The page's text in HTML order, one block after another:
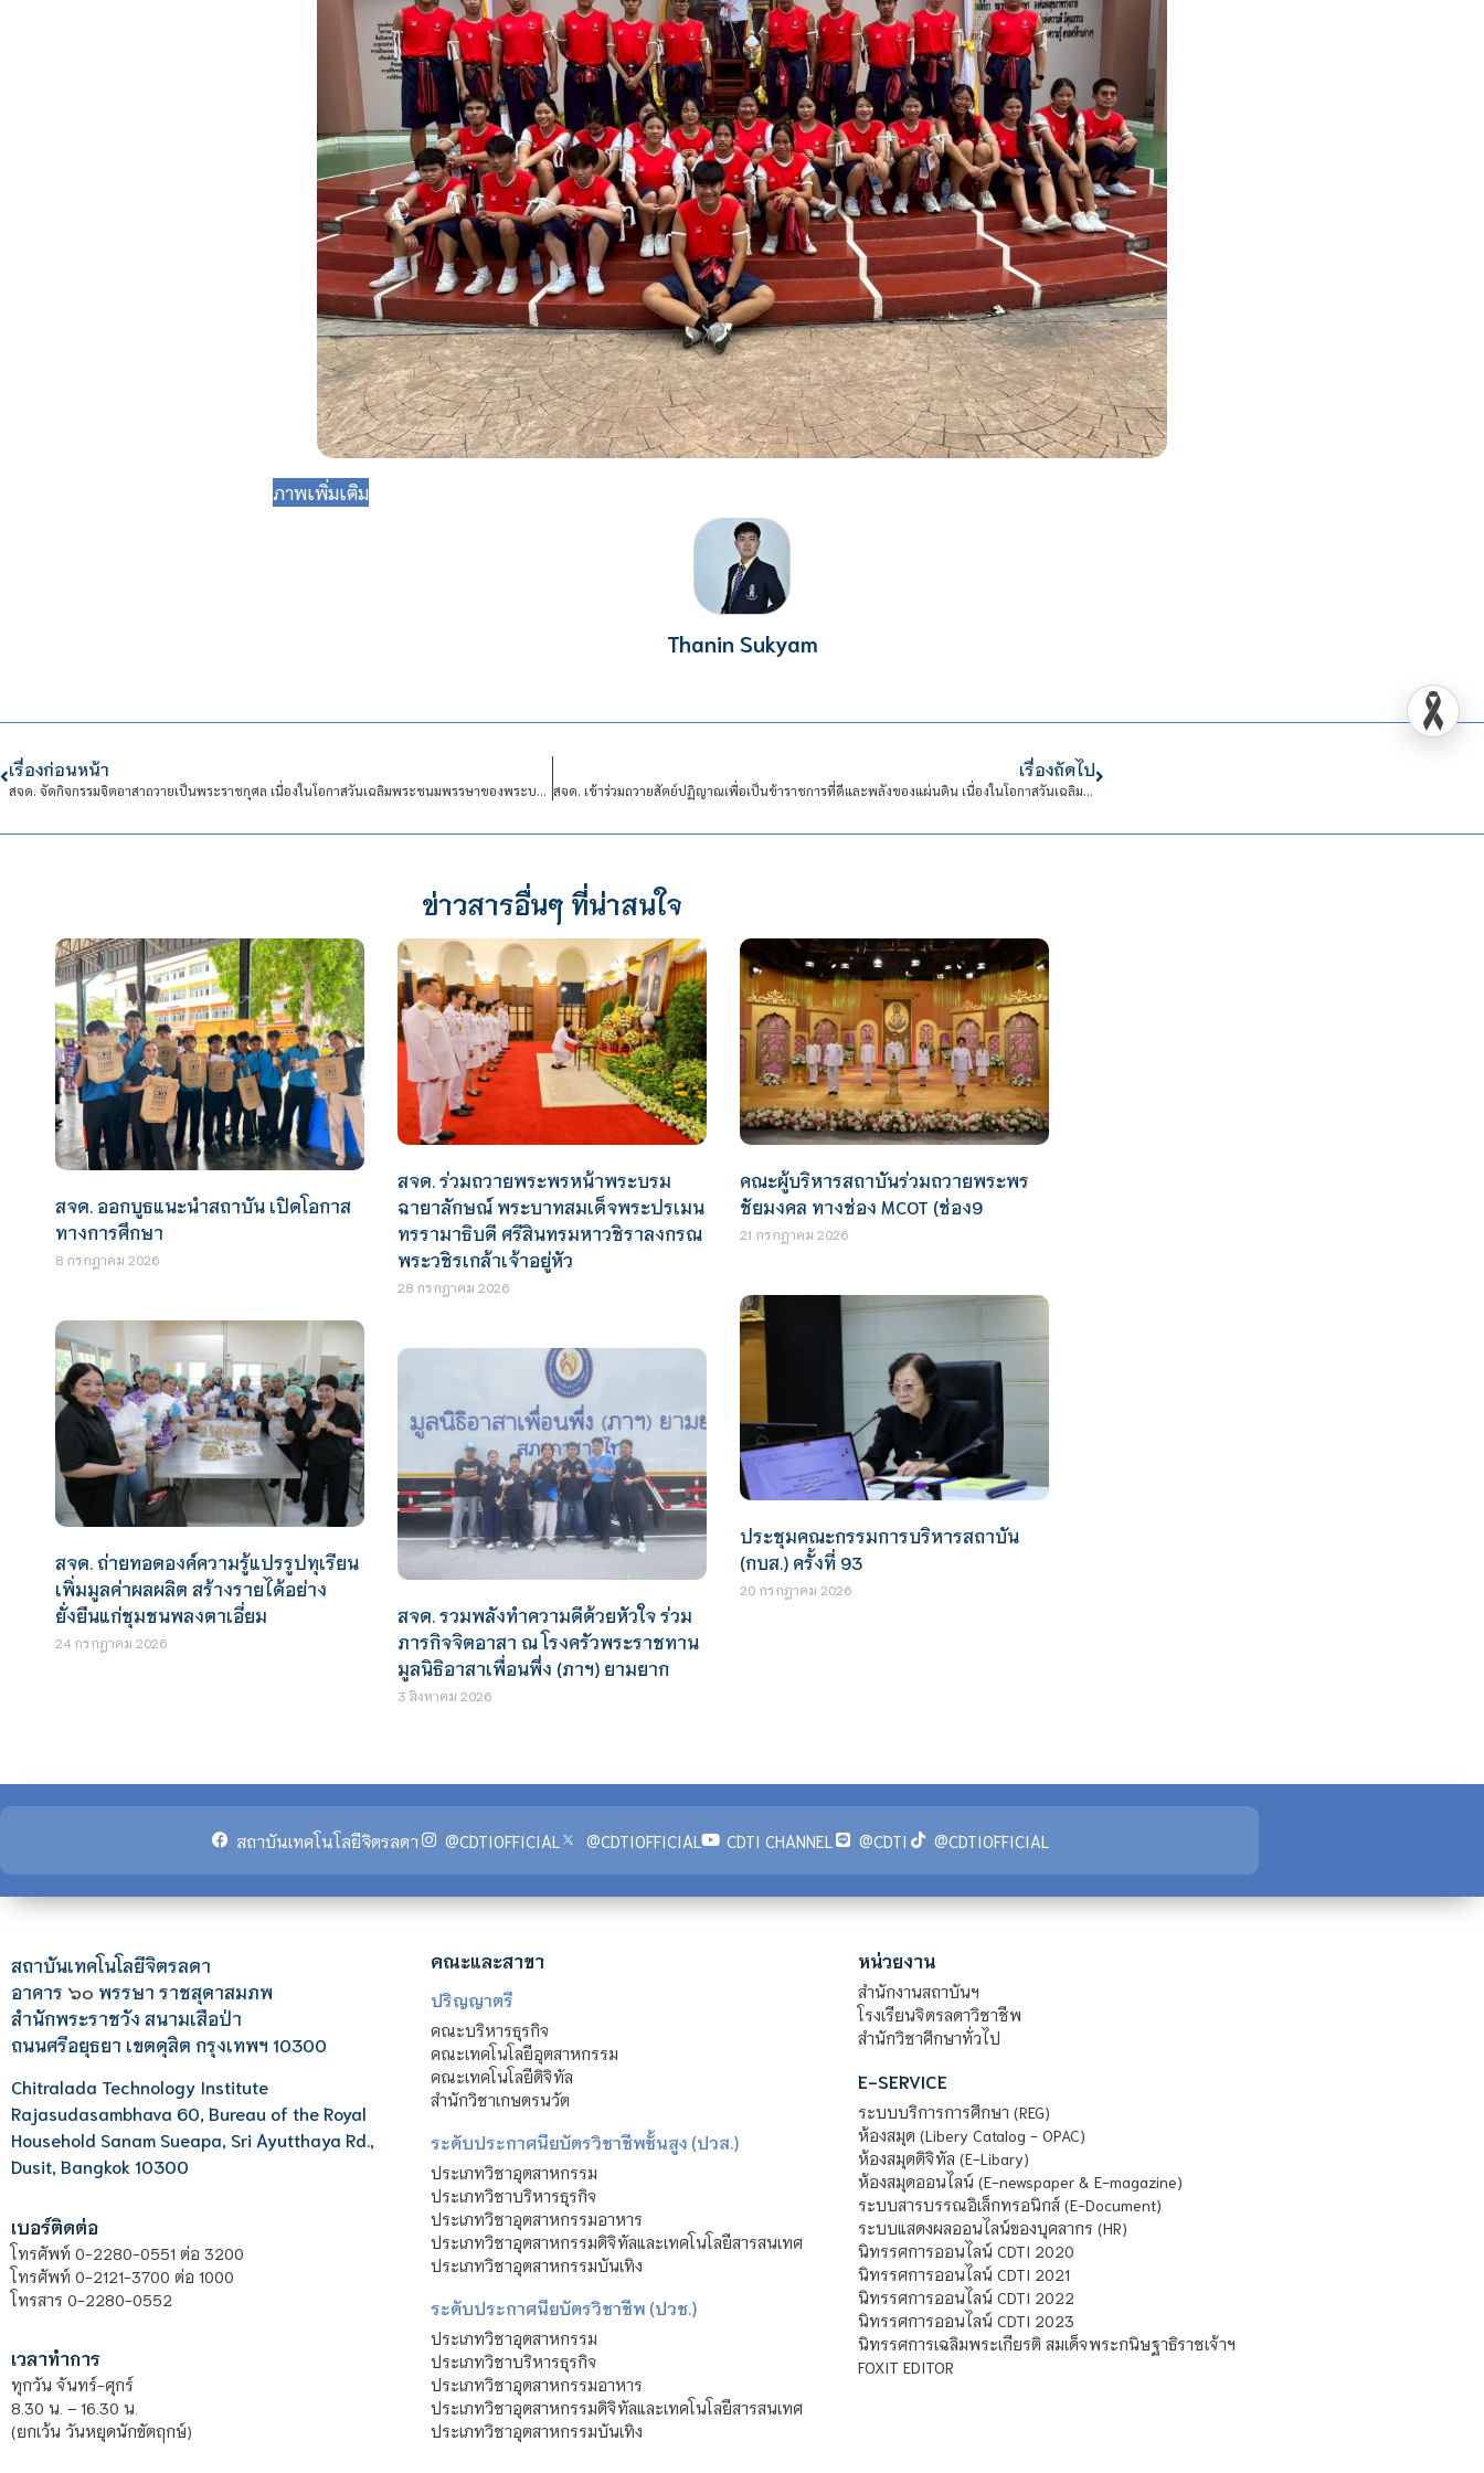
ภาพเพิ่มเติม
Thanin Sukyam
เรื่องก่อนหน้า
สจด. จัดกิจกรรมจิตอาสาถวายเป็นพระราชกุศล เนื่องในโอกาสวันเฉลิมพระชนมพรรษาของพระบาทสมเด็จพระปรเมนทรรามาธิบดีศรีสินทรมหาวชิราลงกรณ พระวชิรเกล้าเจ้าอยู่หัว
เรื่องถัดไป
สจด. เข้าร่วมถวายสัตย์ปฏิญาณเพื่อเป็นข้าราชการที่ดีและพลังของแผ่นดิน เนื่องในโอกาสวันเฉลิมพระชนมพรรษา พระบาทสมเด็จพระปรเมนทรมหารามาธิบดีศรีสินทรมหาวชิราลงกรณ พระวชิรเกล้าเจ้าอยู่หัว
ข่าวสารอื่นๆ ที่น่าสนใจ
สจด. ออกบูธแนะนำสถาบัน เปิดโอกาส
ทางการศึกษา
8 กรกฎาคม 2026
สจด. ร่วมถวายพระพรหน้าพระบรม
ฉายาลักษณ์ พระบาทสมเด็จพระปรเมน
ทรรามาธิบดี ศรีสินทรมหาวชิราลงกรณ
พระวชิรเกล้าเจ้าอยู่หัว
28 กรกฎาคม 2026
คณะผู้บริหารสถาบันร่วมถวายพระพร
ชัยมงคล ทางช่อง MCOT (ช่อง9
21 กรกฎาคม 2026
สจด. ถ่ายทอดองค์ความรู้แปรรูปทุเรียน
เพิ่มมูลค่าผลผลิต สร้างรายได้อย่าง
ยั่งยืนแก่ชุมชนพลงตาเอี่ยม
24 กรกฎาคม 2026
สจด. รวมพลังทำความดีด้วยหัวใจ ร่วม
ภารกิจจิตอาสา ณ โรงครัวพระราชทาน
มูลนิธิอาสาเพื่อนพึ่ง (ภาฯ) ยามยาก
3 สิงหาคม 2026
ประชุมคณะกรรมการบริหารสถาบัน
(กบส.) ครั้งที่ 93
20 กรกฎาคม 2026
สถาบันเทคโนโลยีจิตรลดา @CDTIOFFICIAL @CDTIOFFICIAL CDTI CHANNEL @CDTI @CDTIOFFICIAL
สถาบันเทคโนโลยีจิตรลดา
อาคาร ๖๐ พรรษา ราชสุดาสมภพ
สำนักพระราชวัง สนามเสือป่า
ถนนศรีอยุธยา เขตดุสิต กรุงเทพฯ 10300
Chitralada Technology Institute
Rajasudasambhava 60, Bureau of the Royal
Household Sanam Sueapa, Sri Ayutthaya Rd.,
Dusit, Bangkok 10300
เบอร์ติดต่อ
โทรศัพท์ 0-2280-0551 ต่อ 3200
โทรศัพท์ 0-2121-3700 ต่อ 1000
โทรสาร 0-2280-0552
เวลาทำการ
ทุกวัน จันทร์-ศุกร์
8.30 น. – 16.30 น.
(ยกเว้น วันหยุดนักขัตฤกษ์)
คณะและสาขา
ปริญญาตรี
คณะบริหารธุรกิจ
คณะเทคโนโลยีอุตสาหกรรม
คณะเทคโนโลยีดิจิทัล
สำนักวิชาเกษตรนวัต
ระดับประกาศนียบัตรวิชาชีพชั้นสูง (ปวส.)
ประเภทวิชาอุตสาหกรรม
ประเภทวิชาบริหารธุรกิจ
ประเภทวิชาอุตสาหกรรมอาหาร
ประเภทวิชาอุตสาหกรรมดิจิทัลและเทคโนโลยีสารสนเทศ
ประเภทวิชาอุตสาหกรรมบันเทิง
ระดับประกาศนียบัตรวิชาชีพ (ปวช.)
ประเภทวิชาอุตสาหกรรม
ประเภทวิชาบริหารธุรกิจ
ประเภทวิชาอุตสาหกรรมอาหาร
ประเภทวิชาอุตสาหกรรมดิจิทัลและเทคโนโลยีสารสนเทศ
ประเภทวิชาอุตสาหกรรมบันเทิง
หน่วยงาน
สำนักงานสถาบันฯ
โรงเรียนจิตรลดาวิชาชีพ
สำนักวิชาศึกษาทั่วไป
E-SERVICE
ระบบบริการการศึกษา (REG)
ห้องสมุด (Libery Catalog - OPAC)
ห้องสมุดดิจิทัล (E-Libary)
ห้องสมุดออนไลน์ (E-newspaper & E-magazine)
ระบบสารบรรณอิเล็กทรอนิกส์ (E-Document)
ระบบแสดงผลออนไลน์ของบุคลากร (HR)
นิทรรศการออนไลน์ CDTI 2020
นิทรรศการออนไลน์ CDTI 2021
นิทรรศการออนไลน์ CDTI 2022
นิทรรศการออนไลน์ CDTI 2023
นิทรรศการเฉลิมพระเกียรติ สมเด็จพระกนิษฐาธิราชเจ้าฯ
FOXIT EDITOR